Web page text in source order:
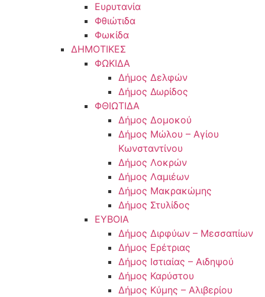
Ευρυτανία
Φθιώτιδα
Φωκίδα
ΔΗΜΟΤΙΚΕΣ
ΦΩΚΙΔΑ
Δήμος Δελφών
Δήμος Δωρίδος
ΦΘΙΩΤΙΔΑ
Δήμος Δομοκού
Δήμος Μώλου – Αγίου
Κωνσταντίνου
Δήμος Λοκρών
Δήμος Λαμιέων
Δήμος Μακρακώμης
Δήμος Στυλίδος
ΕΥΒΟΙΑ
Δήμος Διρφύων – Μεσσαπίων
Δήμος Ερέτριας
Δήμος Ιστιαίας – Αιδηψού
Δήμος Καρύστου
Δήμος Κύμης – Αλιβερίου